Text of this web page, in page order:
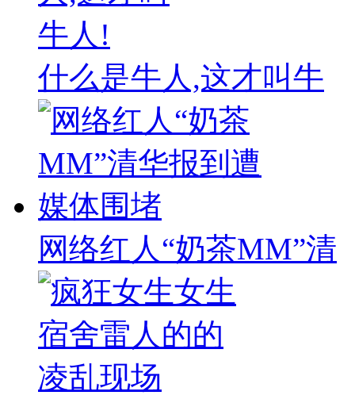
什么是牛人,这才叫牛
网络红人“奶茶MM”清